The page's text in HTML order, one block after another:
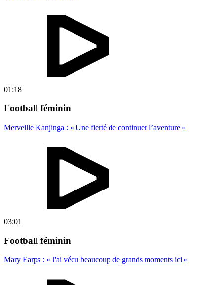
01:18
Football féminin
Merveille Kanjinga : « Une fierté de continuer l’aventure »
03:01
Football féminin
Mary Earps : « J'ai vécu beaucoup de grands moments ici »